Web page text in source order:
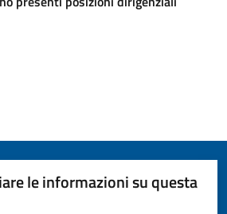
le informazioni su questa